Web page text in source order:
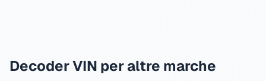
Decoder VIN per altre marche